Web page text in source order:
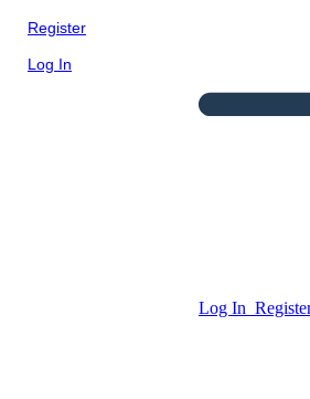
Register
Log In
Log In
Untitled
CREATE A